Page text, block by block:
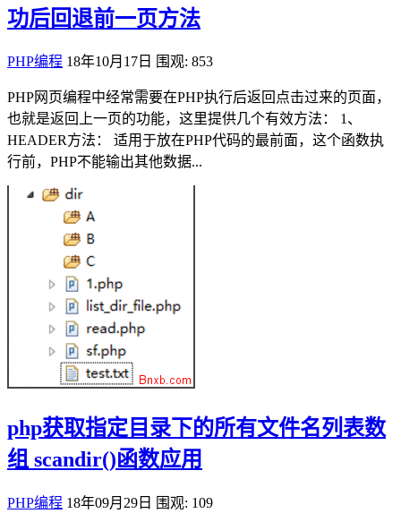
功后回退前一页方法
PHP编程 18年10月17日 围观: 853
PHP网页编程中经常需要在PHP执行后返回点击过来的页面，
也就是返回上一页的功能，这里提供几个有效方法： 1、
HEADER方法： 适用于放在PHP代码的最前面，这个函数执
行前，PHP不能输出其他数据...
php获取指定目录下的所有文件名列表数
组 scandir()函数应用
PHP编程 18年09月29日 围观: 109